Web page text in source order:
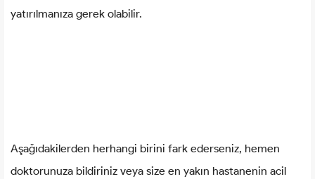
yatırılmanıza gerek olabilir.
Aşağıdakilerden herhangi birini fark ederseniz, hemen
doktorunuza bildiriniz veya size en yakın hastanenin acil